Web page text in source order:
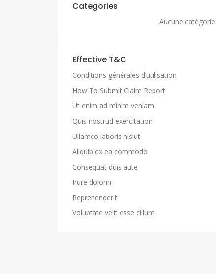
Categories
Aucune catégorie
Effective T&C
Conditions générales d’utilisation
How To Submit Claim Report
Ut enim ad minim veniam
Quis nostrud exercitation
Ullamco laboris nisiut
Aliquip ex ea commodo
Consequat duis aute
Irure dolorin
Reprehenderit
Voluptate velit esse cillum